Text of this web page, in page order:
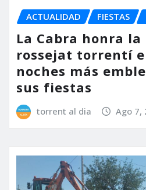
ACTUALIDAD FIESTAS
La Cabra honra
rossejat torrentí
noches más
sus fiestas
torrent al dia Ago 7,